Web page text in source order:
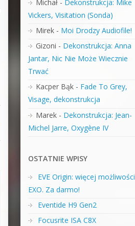
Michał- Dekonstrukcja: Mike
Vickers, Visitation (Sonda)
Mirek- Moi Drodzy Audiofile!
Gizoni - Dekonstrukcja: Anna
Jantar, Nic Nie Może Wiecznie
Trwać
Kacper Bąk- Fade To Grey,
Visage, dekonstrukcja
Marek- Dekonstrukcja: Jean-
Michel Jarre, Oxygène IV
OSTATNIE WPISY
EVE Origin: więcej możliwości
EXO. Za darmo!
Eventide H9 Gen2
Focusrite ISA C8X